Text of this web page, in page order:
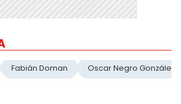
Fabián Doman Oscar Negro González